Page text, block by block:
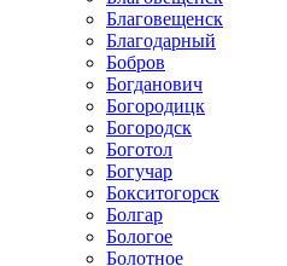
Благовещенск
Благодарный
Бобров
Богданович
Богородицк
Богородск
Боготол
Богучар
Бокситогорск
Болгар
Бологое
Болотное